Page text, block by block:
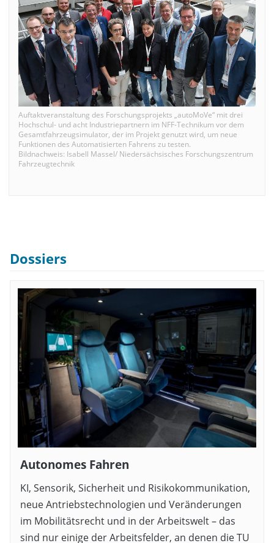
Auftaktveranstaltung des Forschungsprojekts „autoMoVe“ mit drei
Hochschul- und acht Industriepartnern im NFF-Technikum vor dem
Gesamtfahrzeugsimulator, der im Projekt genutzt wird, um neue
Funktionen des Automatisierten Fahrens zu testen.
Bildnachweis: Isabell Massel/ Niedersächsisches Forschungszentrum
Fahrzeugtechnik
Dossiers
Autonomes Fahren
KI, Sensorik, Sicherheit und Risikokommunikation,
neue Antriebstechnologien und Veränderungen
im Mobilitätsrecht und in der Arbeitswelt – das
sind nur einige der Arbeitsfelder, an denen die TU